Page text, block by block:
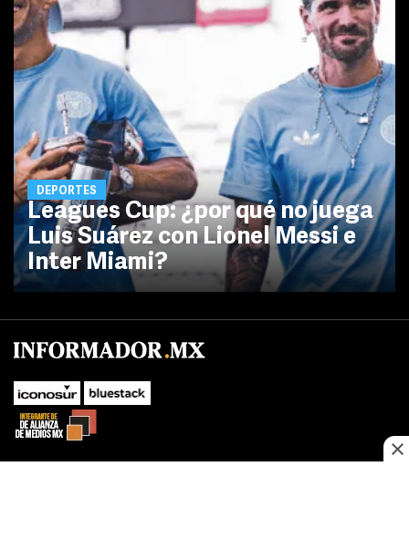
DEPORTES
Leagues Cup: ¿por qué no juega
Luis Suárez con Lionel Messi e
Inter Miami?